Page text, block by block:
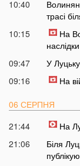
10:40
трасі
10:15
На
наслідки
09:47
У
09:16
На
06 СЕРПНЯ
21:44
На
21:06
Біля